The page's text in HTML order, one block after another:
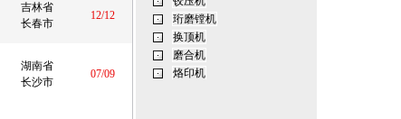
吉林省
长春市
12/12
湖南省
长沙市
07/09